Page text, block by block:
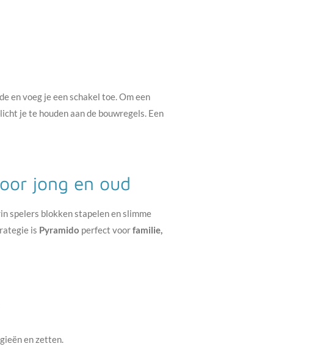
en voeg je een schakel toe. Om een
je te houden aan de bouwregels. Een
jong en oud
spelers blokken stapelen en slimme
is Pyramido perfect voorfamilie,
en zetten.